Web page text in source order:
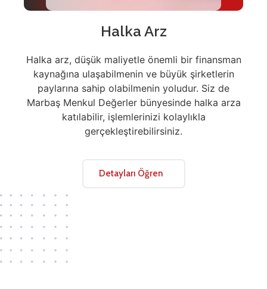
Halka Arz
Halka arz, düşük maliyetle önemli bir finansman
kaynağına ulaşabilmenin ve büyük şirketlerin
paylarına sahip olabilmenin yoludur. Siz de
Marbaş Menkul Değerler bünyesinde halka arza
katılabilir, işlemlerinizi kolaylıkla
gerçekleştirebilirsiniz.
Detayları Öğren